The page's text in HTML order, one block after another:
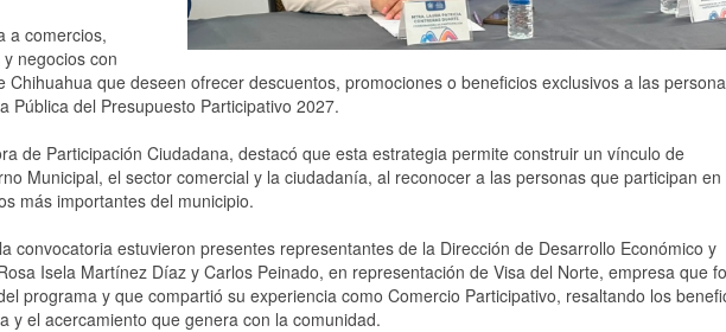
a comercios,
negocios con
Chihuahua que deseen ofrecer descuentos, promociones o beneficios exclusivos a las
Pública del Presupuesto Participativo 2027.
de Participación Ciudadana, destacó que esta estrategia permite construir un vínculo de
Municipal, el sector comercial y la ciudadanía, al reconocer a las personas que participan en
más importantes del municipio.
convocatoria estuvieron presentes representantes de la Dirección de Desarrollo Económico y
Isela Martínez Díaz y Carlos Peinado, en representación de Visa del Norte, empresa que
programa y que compartió su experiencia como Comercio Participativo, resaltando los
y el acercamiento que genera con la comunidad.